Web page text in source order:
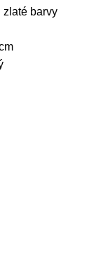
zlaté barvy